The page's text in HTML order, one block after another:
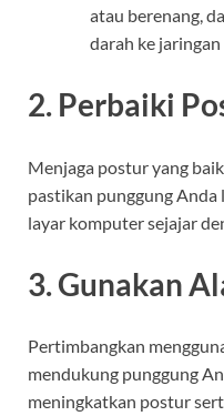
atau berenang,
darah ke
2. Perbaiki
Menjaga postur yang
pastikan punggung Anda
layar komputer sejajar
3. Gunakan
Pertimbangkan
mendukung punggung
meningkatkan postur